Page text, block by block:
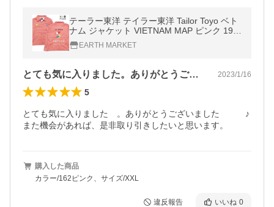
テーラー東洋 テイラー東洋 Tailor Toyo ベト
ナム ジャケット VIETNAM MAP ピンク 196
0年代後期 刺繍 ジャンパー TT15178-162
EARTH MARKET
とても気に入りました。ありがとうござい… 2023/1/16
5
とても気に入りました　。ありがとうございました　　　♪
また機会があれば、是非取り引きしたいと思います。
購入した商品
カラー/162ピンク、サイズ/XXL
違反報告 いいね 0